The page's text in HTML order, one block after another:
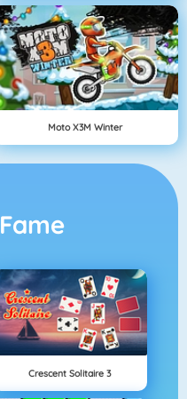
Moto X3M Winter
Fame
Crescent Solitaire 3